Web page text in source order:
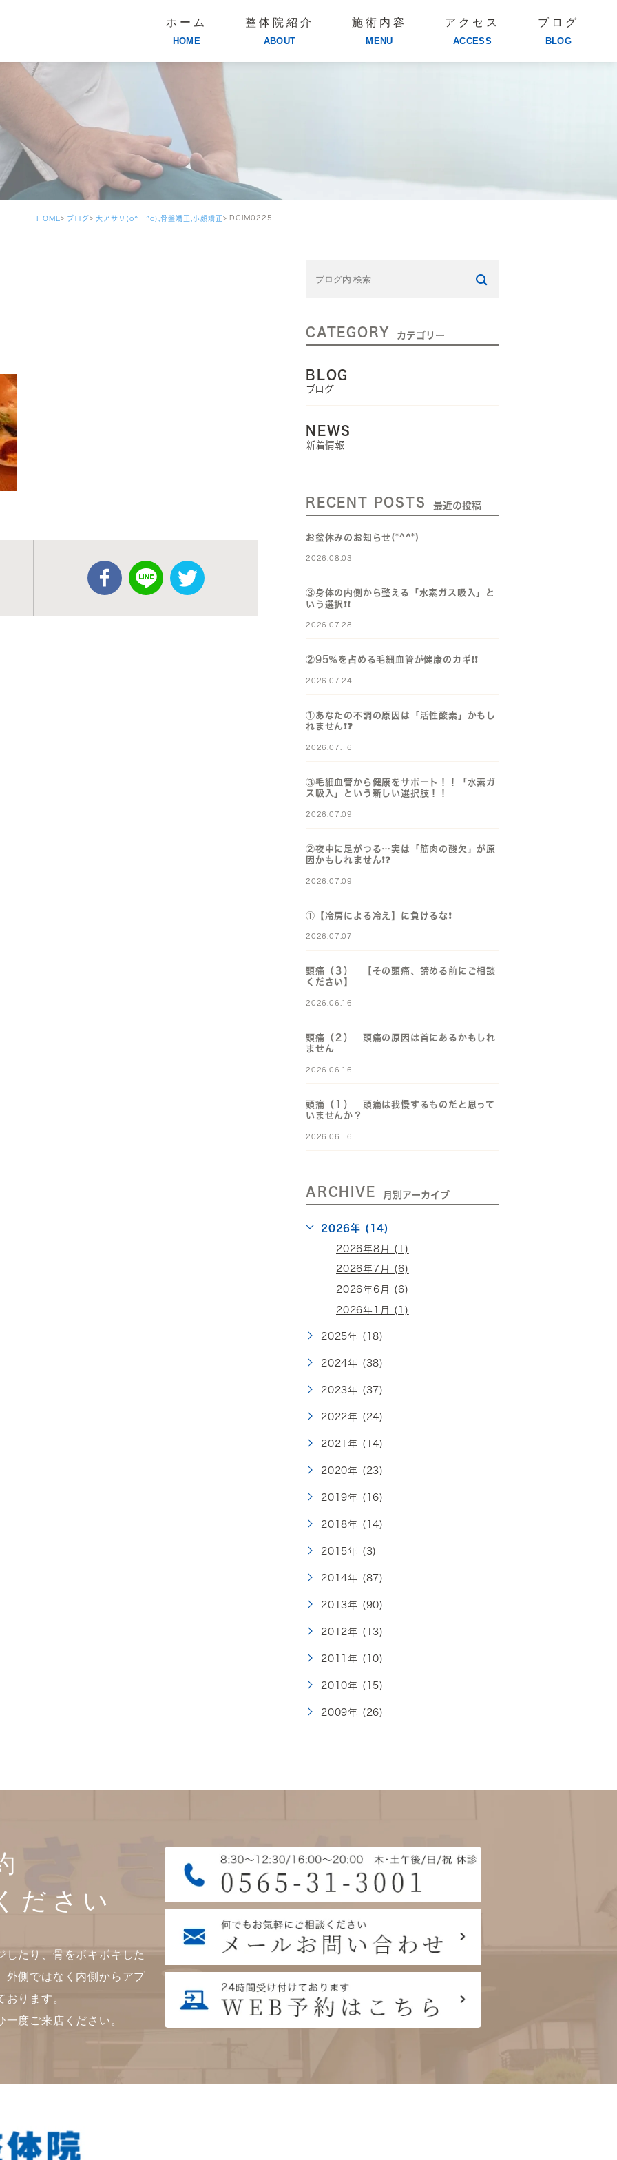
ホーム
HOME
整体院紹介
ABOUT
施術内容
MENU
アクセス
ACCESS
ブログ
BLOG
HOME ブログ 大アサリ(o^－^o),骨盤矯正,小顔矯正 DCIM0225
CATEGORY カテゴリー
BLOG
ブログ
NEWS
新着情報
RECENT POSTS 最近の投稿
お盆休みのお知らせ(*^^*)
2026.08.03
③身体の内側から整える「水素ガス吸入」と
いう選択❗️❗️
2026.07.28
②95％を占める毛細血管が健康のカギ❗️❗️
2026.07.24
①あなたの不調の原因は「活性酸素」かもし
れません❗️❓️
2026.07.16
③毛細血管から健康をサポート！！「水素ガ
ス吸入」という新しい選択肢！！
2026.07.09
②夜中に足がつる…実は「筋肉の酸欠」が原
因かもしれません❗️❓️
2026.07.09
①【冷房による冷え】に負けるな❗️
2026.07.07
頭痛（３） 【その頭痛、諦める前にご相談
ください】
2026.06.16
頭痛（２） 頭痛の原因は首にあるかもしれ
ません
2026.06.16
頭痛（１） 頭痛は我慢するものだと思って
いませんか？
2026.06.16
ARCHIVE 月別アーカイブ
2026年 (14)
2026年8月 (1)
2026年7月 (6)
2026年6月 (6)
2026年1月 (1)
2025年 (18)
2024年 (38)
2023年 (37)
2022年 (24)
2021年 (14)
2020年 (23)
2019年 (16)
2018年 (14)
2015年 (3)
2014年 (87)
2013年 (90)
2012年 (13)
2011年 (10)
2010年 (15)
2009年 (26)
ださい
したり、骨をボキボキした
外側ではなく内側からアプ
ります。
度ご来店ください。